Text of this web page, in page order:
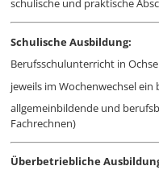
schulische und praktische
Schulische Ausbildung:
Berufsschulunterricht in
jeweils im Wochenwechsel ein
allgemeinbildende und
Fachrechnen)
Überbetriebliche